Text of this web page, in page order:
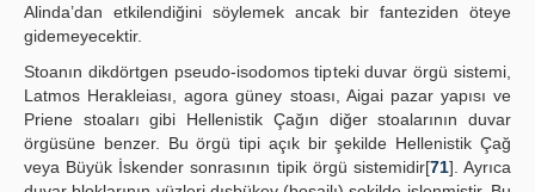
Alinda’dan etkilendiğini söylemek ancak bir fanteziden öteye
gidemeyecektir.
Stoanın dikdörtgen pseudo-isodomos tipteki duvar örgü sistemi,
Latmos Herakleiası, agora güney stoası, Aigai pazar yapısı ve
Priene stoaları gibi Hellenistik Çağın diğer stoalarının duvar
örgüsüne benzer. Bu örgü tipi açık bir şekilde Hellenistik Çağ
veya Büyük İskender sonrasının tipik örgü sistemidir[71]. Ayrıca